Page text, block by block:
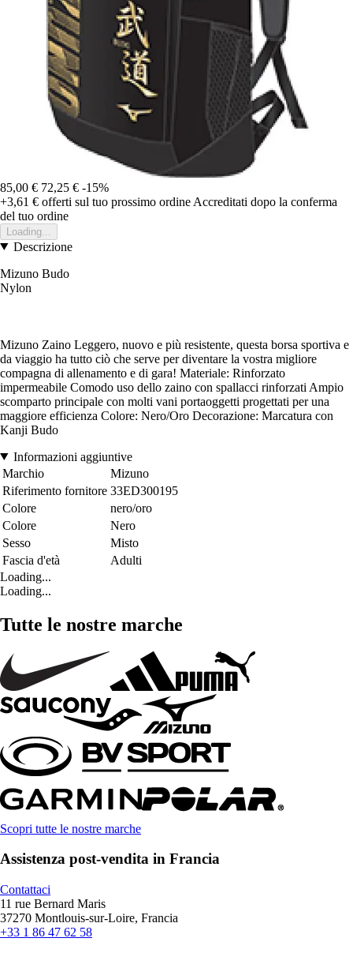
85,00 € 72,25 € -15%
+3,61 € offerti sul tuo prossimo ordine Accreditati dopo la conferma
del tuo ordine
Loading...
Descrizione
Mizuno Budo
Nylon
Mizuno Zaino Leggero, nuovo e più resistente, questa borsa sportiva e
da viaggio ha tutto ciò che serve per diventare la vostra migliore
compagna di allenamento e di gara! Materiale: Rinforzato
impermeabile Comodo uso dello zaino con spallacci rinforzati Ampio
scomparto principale con molti vani portaoggetti progettati per una
maggiore efficienza Colore: Nero/Oro Decorazione: Marcatura con
Kanji Budo
Informazioni aggiuntive
Marchio
Mizuno
Riferimento fornitore 33ED300195
Colore
nero/oro
Colore
Nero
Sesso
Misto
Fascia d'età
Adulti
Loading...
Loading...
Tutte le nostre marche
Scopri tutte le nostre marche
Assistenza post-vendita in Francia
Contattaci
11 rue Bernard Maris
37270 Montlouis-sur-Loire, Francia
+33 1 86 47 62 58